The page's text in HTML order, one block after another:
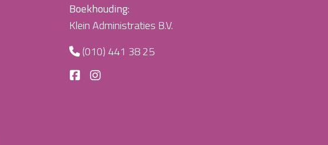
Boekhouding:
Klein Administraties B.V.
(010) 441 38 25